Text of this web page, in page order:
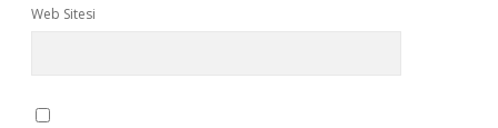
Web Sitesi